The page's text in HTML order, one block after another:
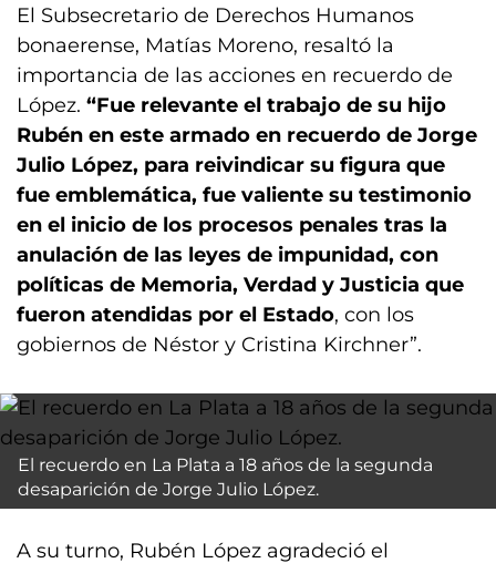
El Subsecretario de Derechos Humanos
bonaerense, Matías Moreno, resaltó la
importancia de las acciones en recuerdo de
López. “Fue relevante el trabajo de su hijo
Rubén en este armado en recuerdo de Jorge
Julio López, para reivindicar su figura que
fue emblemática, fue valiente su testimonio
en el inicio de los procesos penales tras la
anulación de las leyes de impunidad, con
políticas de Memoria, Verdad y Justicia que
fueron atendidas por el Estado, con los
gobiernos de Néstor y Cristina Kirchner”.
El recuerdo en La Plata a 18 años de la segunda
desaparición de Jorge Julio López.
A su turno, Rubén López agradeció el